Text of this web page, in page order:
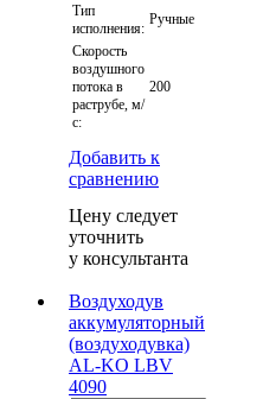
Тип
исполнения:
Ручные
Скорость
воздушного
потока в
раструбе, м/
с:
200
Добавить к
сравнению
Цену следует
уточнить
у консультанта
Воздуходув
аккумуляторный
(воздуходувка)
AL-KO LBV
4090